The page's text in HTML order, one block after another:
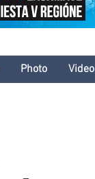
Photo Video